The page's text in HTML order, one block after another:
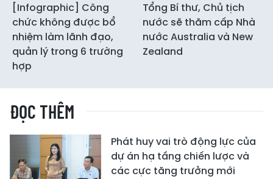
[Infographic] Công
chức không được bổ
nhiệm làm lãnh đạo,
quản lý trong 6 trường
hợp
Tổng Bí thư, Chủ tịch
nước sẽ thăm cấp Nhà
nước Australia và New
Zealand
ĐỌC THÊM
Phát huy vai trò động lực của
dự án hạ tầng chiến lược và
các cực tăng trưởng mới